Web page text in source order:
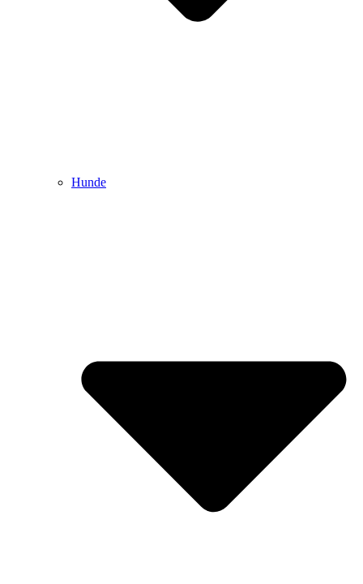
Hunde